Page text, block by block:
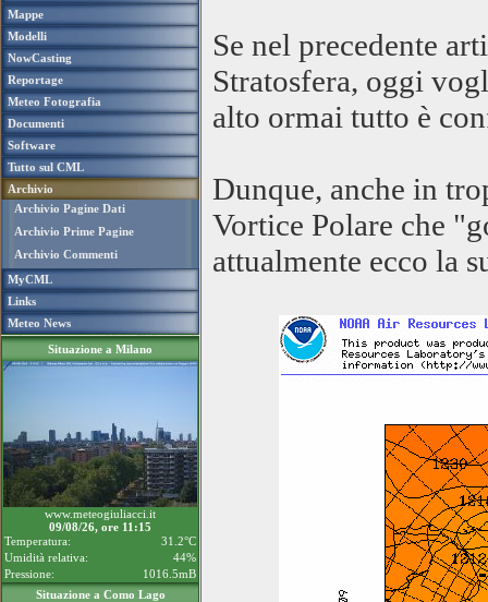
Mappe
Modelli
NowCasting
Reportage
Meteo Fotografia
Documenti
Software
Tutto sul CML
Archivio
Archivio Pagine Dati
Archivio Prime Pagine
Archivio Commenti
MyCML
Links
Meteo News
Situazione a Milano
www.meteogiuliacci.it
09/08/26, ore 11:15
Temperatura:
31.2°C
Umidità relativa:
44%
Pressione:
1016.5mB
Situazione a Como Lago
Se nel precedente
Stratosfera, oggi
alto ormai tutto è
Dunque, anche in
Vortice Polare che
attualmente ecco la